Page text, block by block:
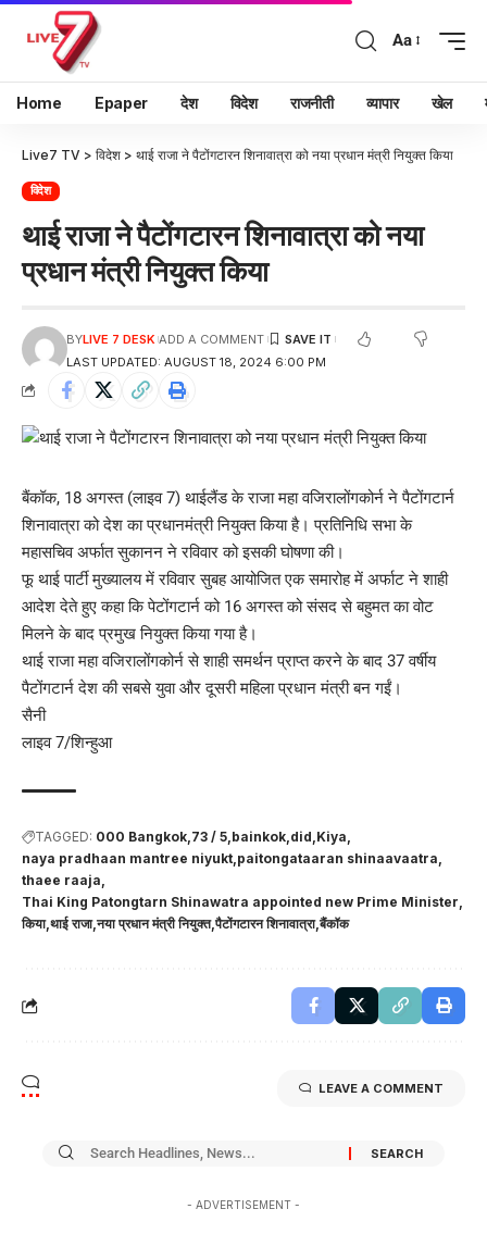
Aa
Home Epaper देश विदेश राजनीती व्यापार खेल
Live7 TV > विदेश > थाई राजा ने पैटोंगटारन शिनावात्रा को नया प्रधान मंत्री नियुक्त किया
विदेश
थाई राजा ने पैटोंगटारन शिनावात्रा को नया
प्रधान मंत्री नियुक्त किया
LAST UPDATED: AUGUST 18, 2024 6:00 PM
BYLIVE 7 DESK ADD A COMMENT
बैंकॉक, 18 अगस्त (लाइव 7) थाईलैंड के राजा महा वजिरालोंगकोर्न ने पैटोंगटार्न
शिनावात्रा को देश का प्रधानमंत्री नियुक्त किया है। प्रतिनिधि सभा के
महासचिव अर्फात सुकानन ने रविवार को इसकी घोषणा की।
फू थाई पार्टी मुख्यालय में रविवार सुबह आयोजित एक समारोह में अर्फाट ने शाही
आदेश देते हुए कहा कि पेटोंगटार्न को 16 अगस्त को संसद से बहुमत का वोट
मिलने के बाद प्रमुख नियुक्त किया गया है।
थाई राजा महा वजिरालोंगकोर्न से शाही समर्थन प्राप्त करने के बाद 37 वर्षीय
पैटोंगटार्न देश की सबसे युवा और दूसरी महिला प्रधान मंत्री बन गईं।
सैनी
लाइव 7/शिन्हुआ
TAGGED: 000 Bangkok 73 / 5 bainkok did Kiya
naya pradhaan mantree niyukt paitongataaran shinaavaatra
thaee raaja
Thai King Patongtarn Shinawatra appointed new Prime Minister
किया थाई राजा नया प्रधान मंत्री नियुक्त पैटोंगटारन शिनावात्रा बैंकॉक
LEAVE A COMMENT
- ADVERTISEMENT -